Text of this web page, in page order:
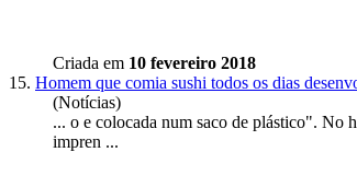
Criada em 10 fevereiro 2018
15. Homem que comia sushi todos os dias
(Notícias)
... o e colocada num saco de plástico". No
impren ...